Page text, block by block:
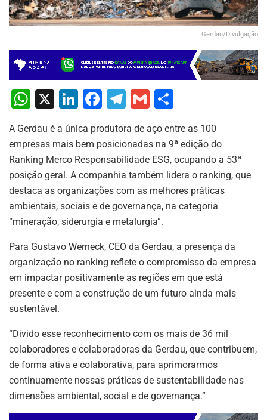
Gerdau/Divulgação
W
at
s
A
p
p
X
Li
k
e
dI
n
F
c
e
b
o
o
k
T
e
gr
a
m
G
ai
l
ar
e
A Gerdau é a única produtora de aço entre as 100
empresas mais bem posicionadas na 9ª edição do
Ranking Merco Responsabilidade ESG, ocupando a 53ª
posição geral. A companhia também lidera o ranking, que
destaca as organizações com as melhores práticas
ambientais, sociais e de governança, na categoria
“mineração, siderurgia e metalurgia”.
Para Gustavo Werneck, CEO da Gerdau, a presença da
organização no ranking reflete o compromisso da empresa
em impactar positivamente as regiões em que está
presente e com a construção de um futuro ainda mais
sustentável.
“Divido esse reconhecimento com os mais de 36 mil
colaboradores e colaboradoras da Gerdau, que contribuem,
de forma ativa e colaborativa, para aprimorarmos
continuamente nossas práticas de sustentabilidade nas
dimensões ambiental, social e de governança.”